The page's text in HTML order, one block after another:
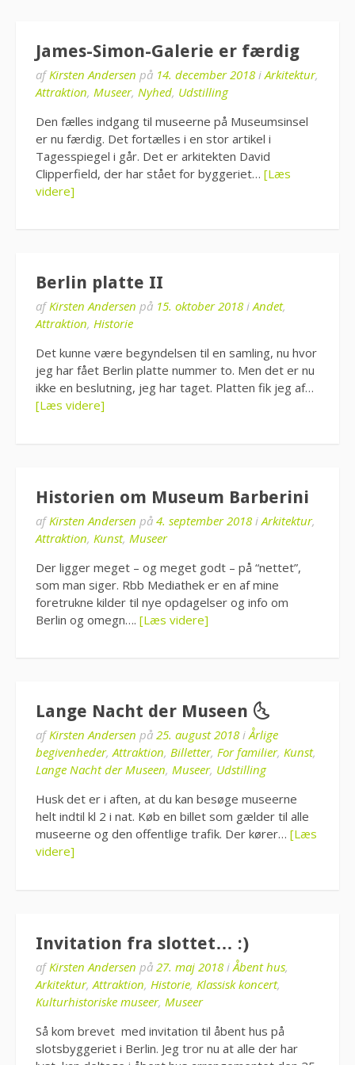
James-Simon-Galerie er færdig
afKirsten Andersen på 14. december 2018 i Arkitektur,
Attraktion, Museer, Nyhed, Udstilling
Den fælles indgang til museerne på Museumsinsel
er nu færdig. Det fortælles i en stor artikel i
Tagesspiegel i går. Det er arkitekten David
Clipperfield, der har stået for byggeriet… [Læs
videre]
Berlin platte II
afKirsten Andersen på 15. oktober 2018 iAndet,
Attraktion, Historie
Det kunne være begyndelsen til en samling, nu hvor
jeg har fået Berlin platte nummer to. Men det er nu
ikke en beslutning, jeg har taget. Platten fik jeg af…
[Læs videre]
Historien om Museum Barberini
afKirsten Andersen på 4. september 2018 i Arkitektur,
Attraktion, Kunst, Museer
Der ligger meget – og meget godt – på “nettet”,
som man siger. Rbb Mediathek er en af mine
foretrukne kilder til nye opdagelser og info om
Berlin og omegn…. [Læs videre]
Lange Nacht der Museen 🌜
afKirsten Andersen på 25. august 2018 iÅrlige
begivenheder,Attraktion, Billetter, For familier, Kunst,
Lange Nacht der Museen, Museer, Udstilling
Husk det er i aften, at du kan besøge museerne
helt indtil kl 2 i nat. Køb en billet som gælder til alle
museerne og den offentlige trafik. Der kører… [Læs
videre]
Invitation fra slottet… :)
afKirsten Andersen på 27. maj 2018 i Åbent hus,
Arkitektur, Attraktion, Historie, Klassisk koncert,
Kulturhistoriske museer, Museer
Så kom brevet med invitation til åbent hus på
slotsbyggeriet i Berlin. Jeg tror nu at alle der har